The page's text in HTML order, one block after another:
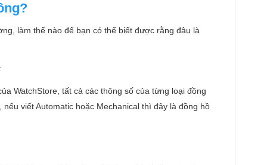
làm thế nào để bạn có thể biết được rằng đâu là
WatchStore, tất cả các thông số của từng loại đồng
viết Automatic hoặc Mechanical thì đây là đồng hồ